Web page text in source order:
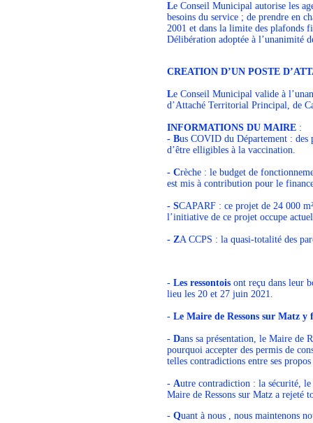
Le Conseil Municipal autorise les
besoins du service ; de prendre en
2001 et dans la limite des plafonds
Délibération adoptée à l’unanimité
CREATION D’UN POSTE
Le Conseil Municipal valide à
d’Attaché Territorial Principal, de
INFORMATIONS DU MAIRE :
- Bus COVID du Département : des
d’être elligibles à la vaccination.
- Crèche : le budget de
est mis à contribution pour le
- SCAPARF : ce projet de 24 000
l’initiative de ce projet occupe
- ZA CCPS : la quasi-totalité des
- Les ressontois ont reçu dans leur
lieu les 20 et 27 juin 2021.
- Le Maire de Ressons sur Matz
- Dans sa présentation, le Maire de
pourquoi accepter des permis de
telles contradictions entre ses propos
- Autre contradiction : la sécurité,
Maire de Ressons sur Matz a rejeté
- Quant à nous , nous maintenons